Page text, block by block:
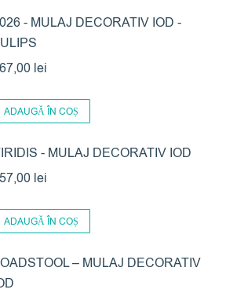
- MULAJ DECORATIV IOD -
lei
ADAUGĂ ÎN COȘ
- MULAJ DECORATIV IOD
lei
ADAUGĂ ÎN COȘ
– MULAJ DECORATIV